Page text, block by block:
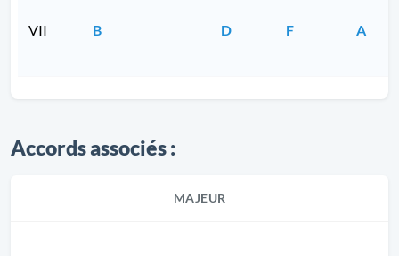
VII B D F A
Accords associés :
MAJEUR